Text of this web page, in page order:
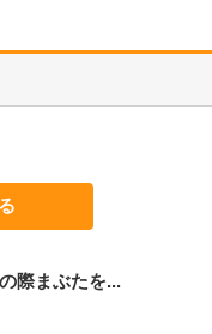
際まぶたを...